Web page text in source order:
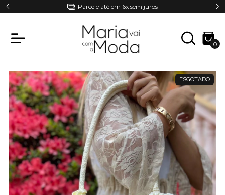
Parcele até em 6x sem juros
0
ESGOTADO